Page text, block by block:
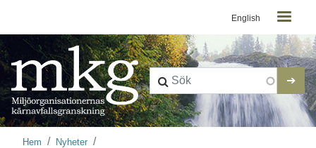
Kontaktmeny
English
Länkstig
Hem Nyheter